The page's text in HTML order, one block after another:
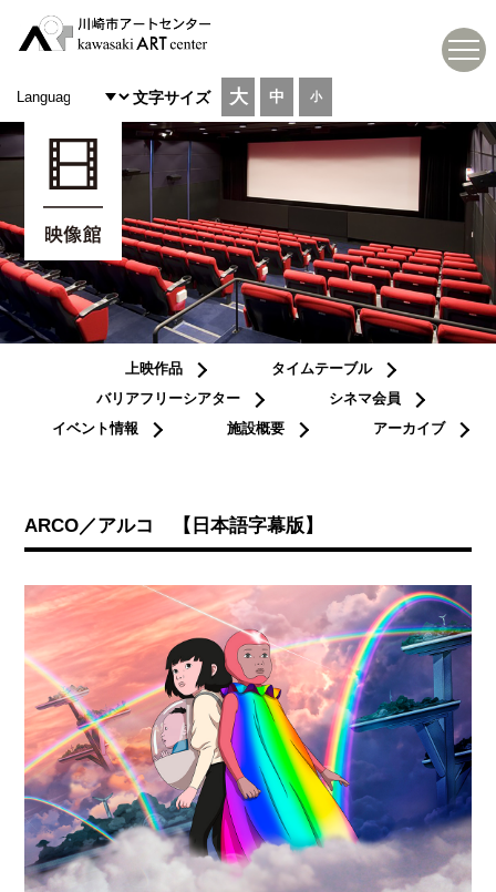
文字サイズ 大 中 小
上映作品
タイムテーブル
バリアフリーシアター
シネマ会員
イベント情報
施設概要 アーカイブ
ARCO／アルコ 【日本語字幕版】